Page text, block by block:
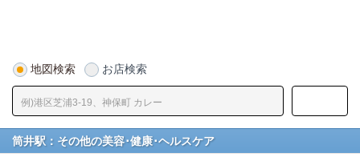
地図検索 お店検索
筒井駅：その他の美容･健康･ヘルスケア